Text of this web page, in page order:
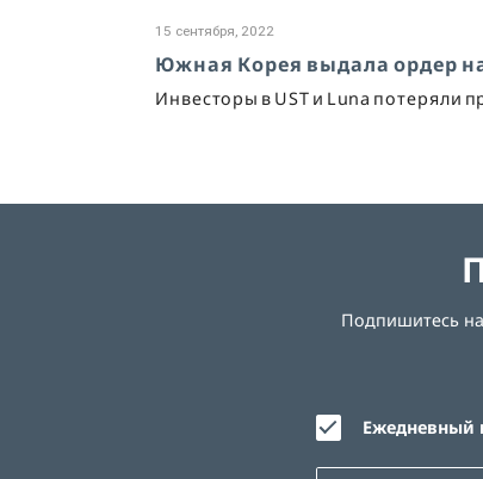
15 сентября, 2022
Южная Корея выдала ордер
Инвесторы в UST и Luna потеряли
Подпишитесь
Ежедневный